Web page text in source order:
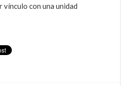
con una unidad